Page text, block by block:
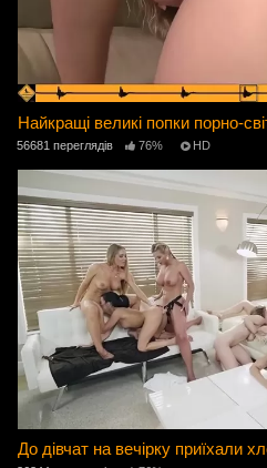
Найкращі великі попки порно-
56681 переглядів 76% HD
До дівчат на вечірку приїхали